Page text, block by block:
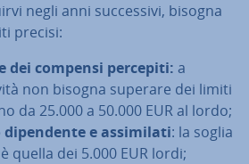
negli anni suc­ces­si­vi, bisogna
precisi:
dei compensi percepiti: a
non bisogna superare dei limiti
da 25.000 a 50.000 EUR al lordo;
di­pen­den­te e as­si­mi­la­ti: la soglia
quella dei 5.000 EUR lordi;